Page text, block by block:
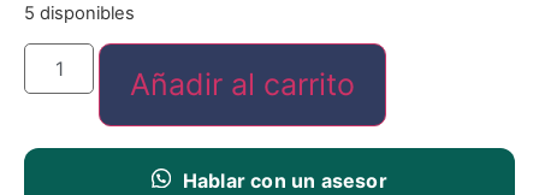
5 disponibles
Añadir al carrito
Hablar con un asesor